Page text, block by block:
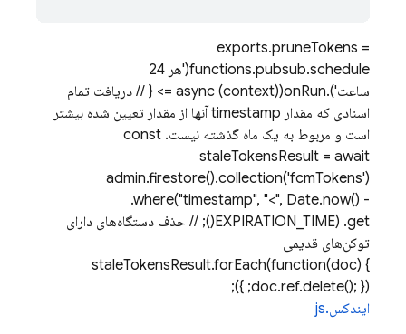
exports.pruneTokens =
functions.pubsub.schedule('هر 24
ساعت').onRun(async (context) => { // دریافت تمام
اسنادی که مقدار timestamp آنها از مقدار تعیین شده بیشتر
است و مربوط به یک ماه گذشته نیست. const
staleTokensResult = await
admin.firestore().collection('fcmTokens')
.where("timestamp", "<", Date.now() -
EXPIRATION_TIME) .get(); // حذف دستگاه‌های دارای
توکن‌های قدیمی
staleTokensResult.forEach(function(doc) {
doc.ref.delete(); }); });
ایندکس.js